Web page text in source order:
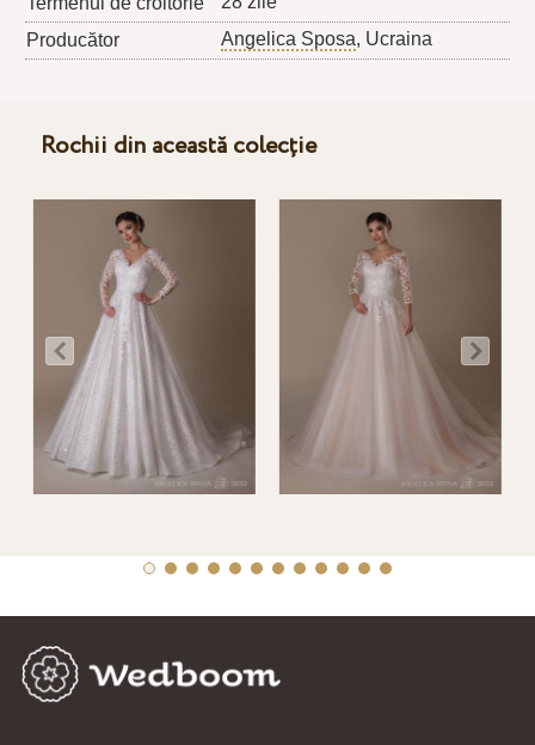
Producător
Angelica Sposa, Ucraina
Rochii din această colecție